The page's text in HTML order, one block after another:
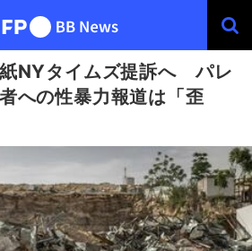
NYタイムズ提訴へ パレ
への性暴力報道は「歪